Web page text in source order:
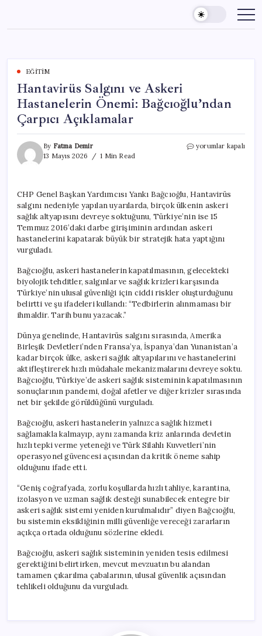
content
EĞITIM
Hantavirüs Salgını ve Askeri
Hastanelerin Önemi: Bağcıoğlu’ndan
Çarpıcı Açıklamalar
By Fatma Demir
13 Mayıs 2026
1 Min Read
Hantavirüs
Önemi:
Bağcıoğlu’ndan
Çarpıcı
Açıklamalar
için
yorumlar kapalı
CHP Genel Başkan Yardımcısı Yankı Bağcıoğlu, Hantavirüs
salgını nedeniyle yapılan uyarılarda, birçok ülkenin askeri
sağlık altyapısını devreye soktuğunu, Türkiye’nin ise 15
Temmuz 2016’daki darbe girişiminin ardından askeri
hastanelerini kapatarak büyük bir stratejik hata yaptığını
vurguladı.
Bağcıoğlu, askeri hastanelerin kapatılmasının, gelecekteki
biyolojik tehditler, salgınlar ve sağlık krizleri karşısında
Türkiye’nin ulusal güvenliği için ciddi riskler oluşturduğunu
belirtti ve şu ifadeleri kullandı: “Tedbirlerin alınmaması bir
ihmaldir. Tarih bunu yazacak.”
Dünya genelinde, Hantavirüs salgını sırasında, Amerika
Birleşik Devletleri’nden Fransa’ya, İspanya’dan Yunanistan’a
kadar birçok ülke, askeri sağlık altyapılarını ve hastanelerini
aktifleştirerek hızlı müdahale mekanizmalarını devreye soktu.
Bağcıoğlu, Türkiye’de askeri sağlık sisteminin kapatılmasının
sonuçlarının pandemi, doğal afetler ve diğer krizler sırasında
net bir şekilde görüldüğünü vurguladı.
Bağcıoğlu, askeri hastanelerin yalnızca sağlık hizmeti
sağlamakla kalmayıp, aynı zamanda kriz anlarında devletin
hızlı tepki verme yeteneği ve Türk Silahlı Kuvvetleri’nin
operasyonel güvencesi açısından da kritik öneme sahip
olduğunu ifade etti.
“Geniş coğrafyada, zorlu koşullarda hızlı tahliye, karantina,
izolasyon ve uzman sağlık desteği sunabilecek entegre bir
askeri sağlık sistemi yeniden kurulmalıdır” diyen Bağcıoğlu,
bu sistemin eksikliğinin milli güvenliğe vereceği zararların
açıkça ortada olduğunu sözlerine ekledi.
Bağcıoğlu, askeri sağlık sisteminin yeniden tesis edilmesi
gerektiğini belirtirken, mevcut mevzuatın bu alandan
tamamen çıkarılma çabalarının, ulusal güvenlik açısından
tehlikeli olduğunu da vurguladı.